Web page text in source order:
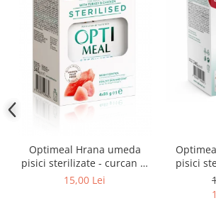
Optimeal Hrana umeda
pisici sterilizate - curcan si
pui in sos, set 3+1,
15,00 Lei
pisici